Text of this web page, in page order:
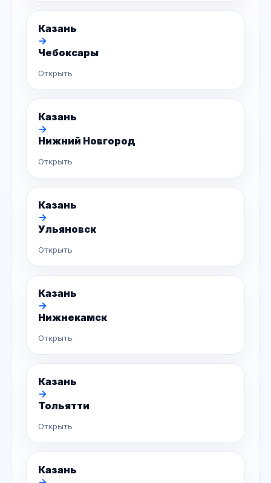
Казань
→
Чебоксары
Открыть
Казань
→
Нижний Новгород
Открыть
Казань
→
Ульяновск
Открыть
Казань
→
Нижнекамск
Открыть
Казань
→
Тольятти
Открыть
Казань